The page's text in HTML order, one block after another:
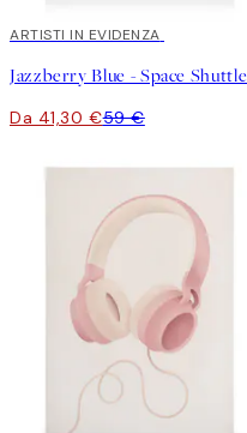
30%*
ARTISTI IN EVIDENZA
Da 41,30 €59 €